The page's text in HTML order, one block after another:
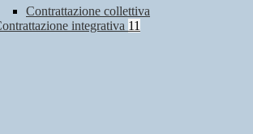
Contrattazione collettiva
integrativa 11